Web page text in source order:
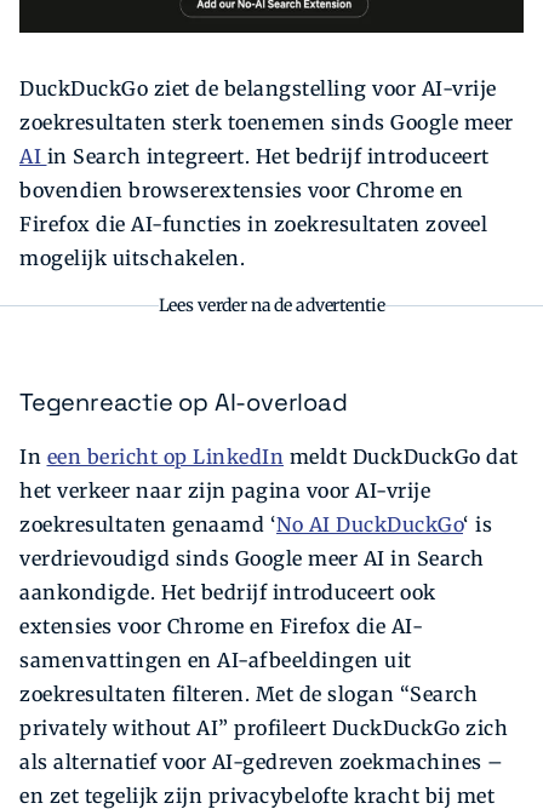
DuckDuckGo ziet de belangstelling voor AI-vrije
zoekresultaten sterk toenemen sinds Google meer
AI in Search integreert. Het bedrijf introduceert
bovendien browserextensies voor Chrome en
Firefox die AI-functies in zoekresultaten zoveel
mogelijk uitschakelen.
Lees verder na de advertentie
Tegenreactie op AI-overload
In een bericht op LinkedIn meldt DuckDuckGo dat
het verkeer naar zijn pagina voor AI-vrije
zoekresultaten genaamd ‘No AI DuckDuckGo‘ is
verdrievoudigd sinds Google meer AI in Search
aankondigde. Het bedrijf introduceert ook
extensies voor Chrome en Firefox die AI-
samenvattingen en AI-afbeeldingen uit
zoekresultaten filteren. Met de slogan “Search
privately without AI” profileert DuckDuckGo zich
als alternatief voor AI-gedreven zoekmachines –
en zet tegelijk zijn privacybelofte kracht bij met